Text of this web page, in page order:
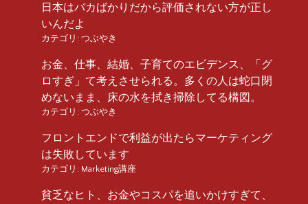
日本はバカばかりだから評価されない方が正し
いんだよ
カテゴリ: つぶやき
お金、仕事、結婚、子育てのエビデンス、「グ
ロすぎ」て考えさせられる。多くの人は蛇口閉
めないまま、床の水を拭き掃除してる構図。
カテゴリ: つぶやき
フロントエンドで利益が出たらマーケティング
は失敗しています
カテゴリ: Marketing講座
貧乏なヒト、お金やコスパを追いかけすぎて、